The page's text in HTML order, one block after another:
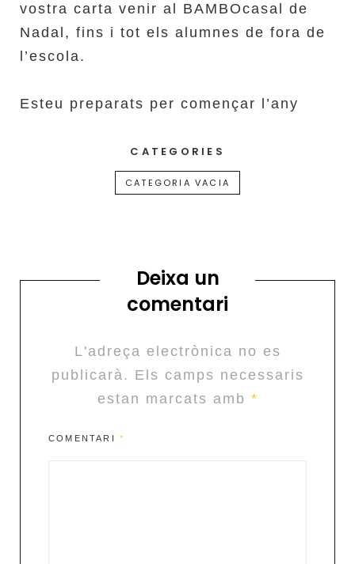
vostra carta venir al BAMBOcasal de
Nadal, fins i tot els alumnes de fora de
l’escola.
Esteu preparats per començar l’any
CATEGORIES
CATEGORIA VACIA
Deixa un
comentari
L'adreça electrònica no es
publicarà. Els camps necessaris
estan marcats amb *
COMENTARI *